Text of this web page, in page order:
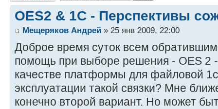
OES2 & 1C - Перспективы
Мещеряков Андрей » 25 янв 2009, 22:00
Доброе время суток всем
помощь при выборе решения - OES 2
качестве платформы для файловой
эксплуатации такой связки? Мне
конечно второй вариант. Но может